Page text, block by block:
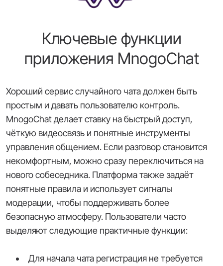
Ключевые функции
приложения MnogoChat
Хороший сервис случайного чата должен быть
простым и давать пользователю контроль.
MnogoChat делает ставку на быстрый доступ,
чёткую видеосвязь и понятные инструменты
управления общением. Если разговор становится
некомфортным, можно сразу переключиться на
нового собеседника. Платформа также задаёт
понятные правила и использует сигналы
модерации, чтобы поддерживать более
безопасную атмосферу. Пользователи часто
выделяют следующие практичные функции:
Для начала чата регистрация не требуется